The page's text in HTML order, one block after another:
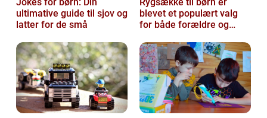
ultimative guide til sjov og
latter for de små
blevet et populært valg
for både forældre og
transport...